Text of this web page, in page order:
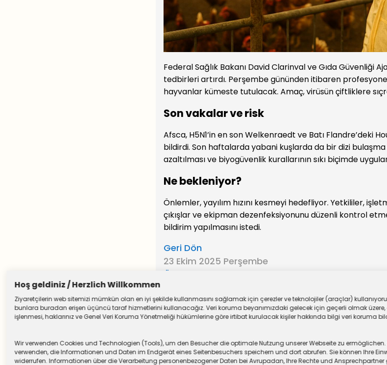
Federal Sağlık Bakanı David Clarinval ve Gıda Güvenliği
tedbirleri artırdı. Perşembe gününden itibaren
hayvanlar kümeste tutulacak. Amaç, virüsün çiftliklere
Son vakalar ve risk
Afsca, H5N1’in en son Welkenraedt ve Batı Flandre’deki
bildirdi. Son haftalarda yabani kuşlarda da bir dizi
azaltılması ve biyogüvenlik kurallarının sıkı biçimde
Ne bekleniyor?
Önlemler, yayılım hızını kesmeyi hedefliyor. Yetkililer,
çıkışlar ve ekipman dezenfeksiyonunu düzenli kontrol
bildirim yapılmasını istedi.
Geri Dön
23 Ekim 2025 Perşembe
Önceki Yazılar
Hoş geldiniz / Herzlich Willkommen
Ziyaretçilerin web sitemizi mümkün olan en iyi şekilde kullanmasını sağlamak için çerezler ve teknolojiler (araçlar)
bunlara buradan erişen üçüncü taraf hizmetlerini kullanacağız. Veri koruma beyanımızdaki gelecek için geçerli olmak
işlenmesi, haklarınız ve Genel Veri Koruma Yönetmeliği hükümlerine göre irtibat kurulacak kişiler hakkında bilgi veri koruma
Wir verwenden Cookies und Technologien (Tools), um den Besucher die optimale Nutzung unserer Webseite zu
verwenden, die Informationen und Daten im Endgerät eines Seitenbesuchers speichern und dort abrufen. Sie können Ihre
widerrufen. Informationen über die Verarbeitung personenbezogener Daten bei Avrupadan, Ihre Rechte und